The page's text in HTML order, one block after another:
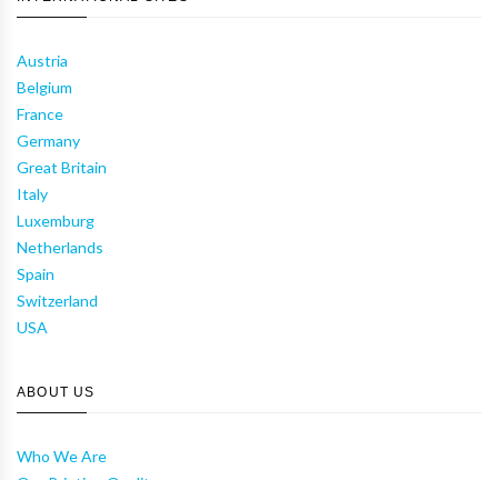
Austria
Belgium
France
Germany
Great Britain
Italy
Luxemburg
Netherlands
Spain
Switzerland
USA
ABOUT US
Who We Are